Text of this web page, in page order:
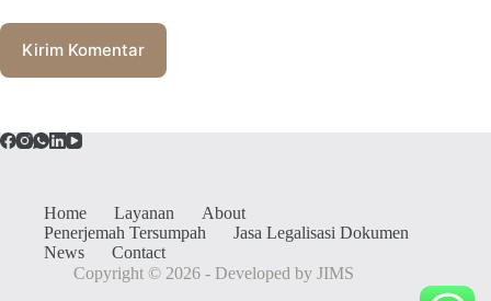
Kirim Komentar
Home Layanan
About
Penerjemah Tersumpah
Jasa Legalisasi Dokumen
News
Contact
Copyright © 2026 - Developed by JIMS